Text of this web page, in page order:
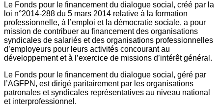
Le Fonds pour le financement du dialogue social, créé par la
loi n°2014-288 du 5 mars 2014 relative à la formation
professionnelle, à l’emploi et la démocratie sociale, a pour
mission de contribuer au financement des organisations
syndicales de salariés et des organisations professionnelles
d’employeurs pour leurs activités concourant au
développement et à l’exercice de missions d’intérêt général.
Le Fonds pour le financement du dialogue social, géré par
l’AGFPN, est dirigé paritairement par les organisations
patronales et syndicales représentatives au niveau national
et interprofessionnel.